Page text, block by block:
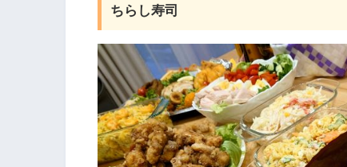
ちらし寿司